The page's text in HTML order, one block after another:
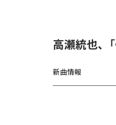
高瀬統也、
新曲情報